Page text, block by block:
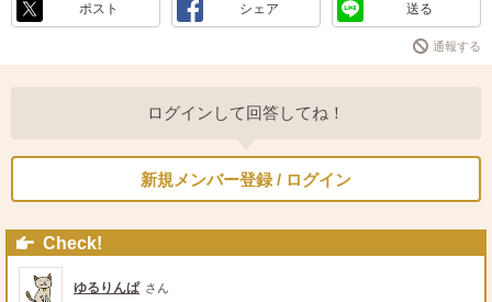
ポスト シェア 送る
通報する
ログインして回答してね！
新規メンバー登録 / ログイン
Check!
ゆるりんぱ さん